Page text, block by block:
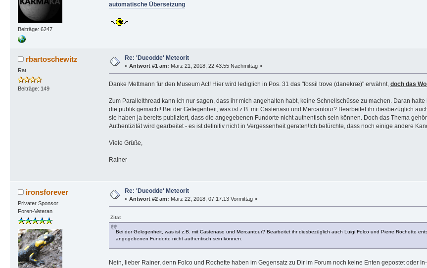
Beiträge: 6247
automatische Übersetzung
rbartoschewitz
Rat
Beiträge: 149
Re: 'Dueodde' Meteorit
« Antwort #1 am: März 21, 2018, 22:43:55 Nachmittag »
Danke Mettmann für den Museum Act! Hier wird lediglich in Pos. 31 das "fossil trove (danekræ)" erwähnt, doch das
Zum Parallelthread kann ich nur sagen, dass ihr mich angehalten habt, keine Schnellschüsse zu machen. Daran
die publik gemacht! Bei der Gelegenheit, was ist z.B. mit Castenaso und Mercantour? Bearbeitet ihr diesbezüglich
sie haben ja bereits publiziert, dass die angegebenen Fundorte nicht authentisch sein können. Doch das Thema
Authentizität wird gearbeitet - es ist definitiv nicht in Vergessenheit geraten!Ich befürchte, dass noch einige andere
Viele Grüße,
Rainer
ironsforever
Privater Sponsor
Foren-Veteran
Re: 'Dueodde' Meteorit
« Antwort #2 am: März 22, 2018, 07:17:13 Vormittag »
Zitat
Bei der Gelegenheit, was ist z.B. mit Castenaso und Mercantour? Bearbeitet ihr diesbezüglich auch Luigi Folco und Pierre Rochette
angegebenen Fundorte nicht authentisch sein können.
Nein, lieber Rainer, denn Folco und Rochette haben im Gegensatz zu Dir im Forum noch keine Enten gepostet oder